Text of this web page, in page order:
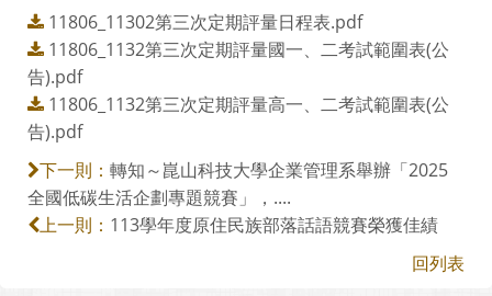
11806_11302第三次定期評量日程表.pdf
11806_1132第三次定期評量國一、二考試範圍表(公
告).pdf
11806_1132第三次定期評量高一、二考試範圍表(公
告).pdf
下一則： 轉知～崑山科技大學企業管理系舉辦「2025
全國低碳生活企劃專題競賽」，....
上一則： 113學年度原住民族部落話語競賽榮獲佳績
回列表